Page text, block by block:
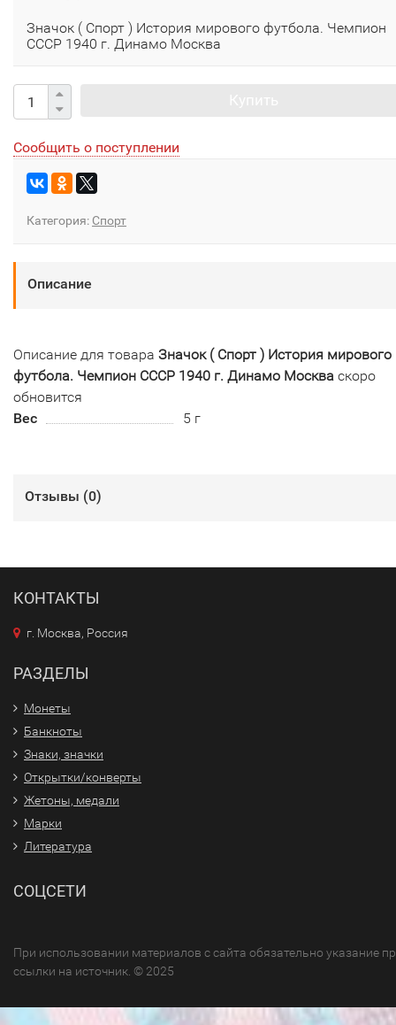
Значок ( Спорт ) История мирового футбола. Чемпион
СССР 1940 г. Динамо Москва
Сообщить о поступлении
Категория: Спорт
Описание
Описание для товара Значок ( Спорт ) История мирового
футбола. Чемпион СССР 1940 г. Динамо Москва скоро
обновится
Вес
5 г
Отзывы (0)
КОНТАКТЫ
г. Москва, Россия
РАЗДЕЛЫ
Монеты
Банкноты
Знаки, значки
Открытки/конверты
Жетоны, медали
Марки
Литература
СОЦСЕТИ
При использовании материалов с сайта обязательно указание
ссылки на источник. © 2025